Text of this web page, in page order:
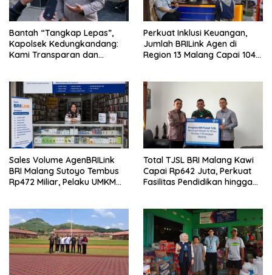
Bantah “Tangkap Lepas”,
Kapolsek Kedungkandang:
Kami Transparan dan
Perkuat Inklusi Keuangan,
Jumlah BRILink Agen di
Region 13 Malang Capai 104
Sales Volume AgenBRILink
BRI Malang Sutoyo Tembus
Rp472 Miliar, Pelaku UMKM
Total TJSL BRI Malang Kawi
Capai Rp642 Juta, Perkuat
Fasilitas Pendidikan hingga